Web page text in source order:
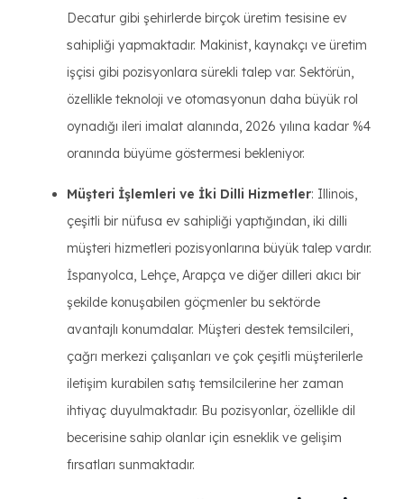
Decatur gibi şehirlerde birçok üretim tesisine ev
sahipliği yapmaktadır. Makinist, kaynakçı ve üretim
işçisi gibi pozisyonlara sürekli talep var. Sektörün,
özellikle teknoloji ve otomasyonun daha büyük rol
oynadığı ileri imalat alanında, 2026 yılına kadar %4
oranında büyüme göstermesi bekleniyor.
Müşteri İşlemleri ve İki Dilli Hizmetler: Illinois,
çeşitli bir nüfusa ev sahipliği yaptığından, iki dilli
müşteri hizmetleri pozisyonlarına büyük talep vardır.
İspanyolca, Lehçe, Arapça ve diğer dilleri akıcı bir
şekilde konuşabilen göçmenler bu sektörde
avantajlı konumdalar. Müşteri destek temsilcileri,
çağrı merkezi çalışanları ve çok çeşitli müşterilerle
iletişim kurabilen satış temsilcilerine her zaman
ihtiyaç duyulmaktadır. Bu pozisyonlar, özellikle dil
becerisine sahip olanlar için esneklik ve gelişim
fırsatları sunmaktadır.